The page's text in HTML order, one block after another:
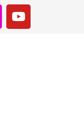
Y
o
u